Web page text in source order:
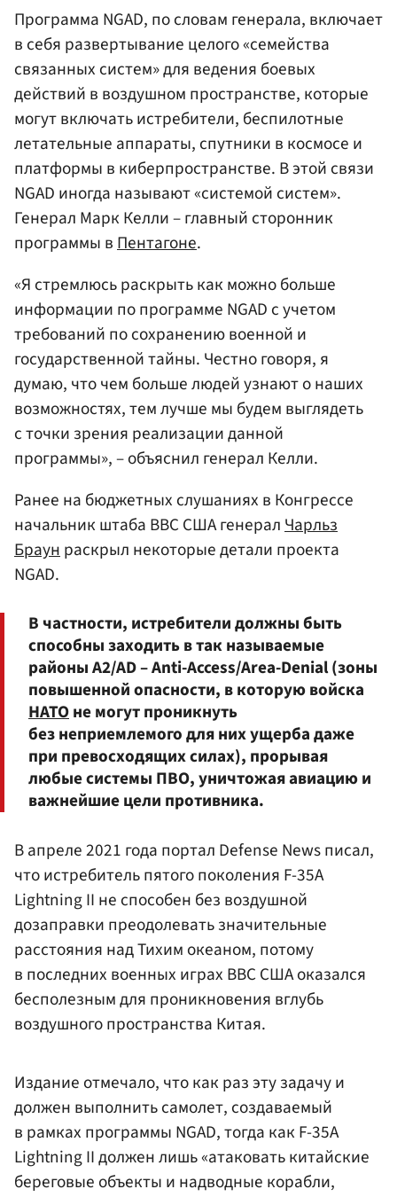
Программа NGAD, по словам генерала, включает
в себя развертывание целого «семейства
связанных систем» для ведения боевых
действий в воздушном пространстве, которые
могут включать истребители, беспилотные
летательные аппараты, спутники в космосе и
платформы в киберпространстве. В этой связи
NGAD иногда называют «системой систем».
Генерал Марк Келли – главный сторонник
программы вПентагоне.
«Я стремлюсь раскрыть как можно больше
информации по программе NGAD с учетом
требований по сохранению военной и
государственной тайны. Честно говоря, я
думаю, что чем больше людей узнают о наших
возможностях, тем лучше мы будем выглядеть
с точки зрения реализации данной
программы», – объяснил генерал Келли.
Ранее на бюджетных слушаниях в Конгрессе
начальник штаба ВВС США генералЧарльз
Браунраскрыл некоторые детали проекта
NGAD.
В частности, истребители должны быть
способны заходить в так называемые
районы A2/AD – Anti-Access/Area-Denial (зоны
повышенной опасности, в которую войска
НАТОне могут проникнуть
без неприемлемого для них ущерба даже
при превосходящих силах), прорывая
любые системы ПВО, уничтожая авиацию и
важнейшие цели противника.
В апреле 2021 года портал Defense News писал,
что истребитель пятого поколения F-35A
Lightning II не способен без воздушной
дозаправки преодолевать значительные
расстояния над Тихим океаном, потому
в последних военных играх ВВС США оказался
бесполезным для проникновения вглубь
воздушного пространства Китая.
Издание отмечало, что как раз эту задачу и
должен выполнить самолет, создаваемый
в рамках программы NGAD, тогда как F-35A
Lightning II должен лишь «атаковать китайские
береговые объекты и надводные корабли,